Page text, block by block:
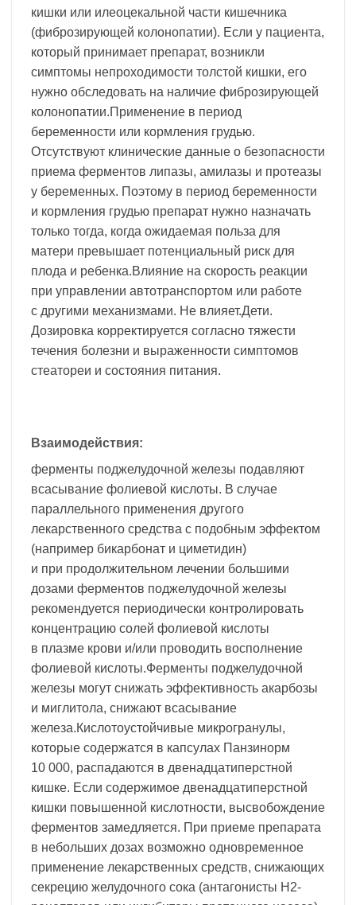
кишки или илеоцекальной части кишечника
(фиброзирующей колонопатии). Если у пациента,
который принимает препарат, возникли
симптомы непроходимости толстой кишки, его
нужно обследовать на наличие фиброзирующей
колонопатии.Применение в период
беременности или кормления грудью.
Отсутствуют клинические данные о безопасности
приема ферментов липазы, амилазы и протеазы
у беременных. Поэтому в период беременности
и кормления грудью препарат нужно назначать
только тогда, когда ожидаемая польза для
матери превышает потенциальный риск для
плода и ребенка.Влияние на скорость реакции
при управлении автотранспортом или работе
с другими механизмами. Не влияет.Дети.
Дозировка корректируется согласно тяжести
течения болезни и выраженности симптомов
стеатореи и состояния питания.
Взаимодействия:
ферменты поджелудочной железы подавляют
всасывание фолиевой кислоты. В случае
параллельного применения другого
лекарственного средства с подобным эффектом
(например бикарбонат и циметидин)
и при продолжительном лечении большими
дозами ферментов поджелудочной железы
рекомендуется периодически контролировать
концентрацию солей фолиевой кислоты
в плазме крови и/или проводить восполнение
фолиевой кислоты.Ферменты поджелудочной
железы могут снижать эффективность акарбозы
и миглитола, снижают всасывание
железа.Кислотоустойчивые микрогранулы,
которые содержатся в капсулах Панзинорм
10 000, распадаются в двенадцатиперстной
кишке. Если содержимое двенадцатиперстной
кишки повышенной кислотности, высвобождение
ферментов замедляется. При приеме препарата
в небольших дозах возможно одновременное
применение лекарственных средств, снижающих
секрецию желудочного сока (антагонисты H2-